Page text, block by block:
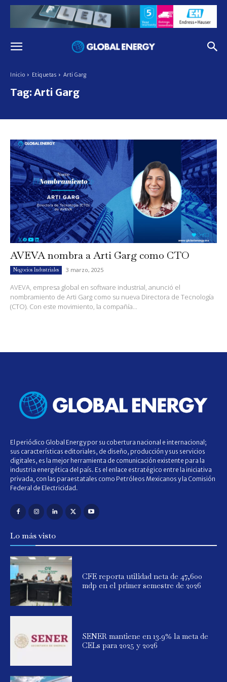
Inicio Etiquetas Arti Garg
Tag: Arti Garg
AVEVA nombra a Arti Garg como CTO
Negocios Industriales 3 marzo, 2025
AVEVA, empresa global en software industrial, anunció el
nombramiento de Arti Garg como su nueva Directora de Tecnología
(CTO). Con este movimiento, la compañía...
El periódico Global Energy por su cobertura nacional e internacional;
sus características editoriales, de diseño, producción y sus servicios
digitales, es la mejor herramienta de comunicación existente para la
industria energética del país. Es el enlace estratégico entre la iniciativa
privada, con las paraestatales como Petróleos Mexicanos y la Comisión
Federal de Electricidad.
Lo más visto
CFE reporta utilidad neta de 47,600
mdp en el primer semestre de 2026
SENER mantiene en 13.9% la meta de
CELs para 2025 y 2026